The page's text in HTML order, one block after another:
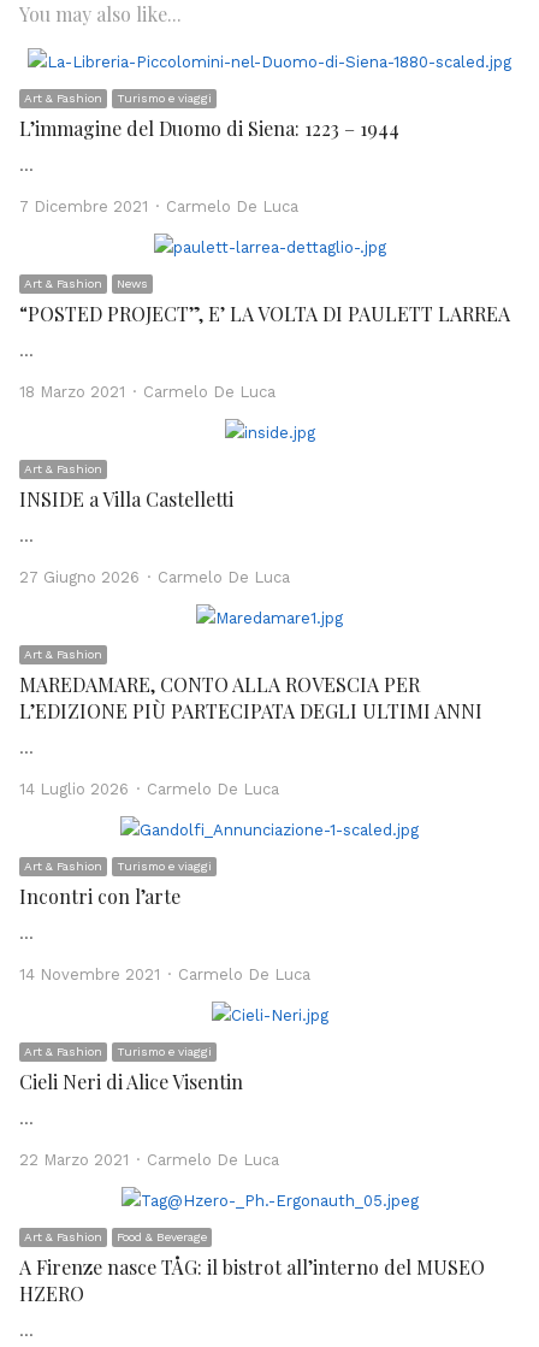
You may also like...
Art & Fashion Turismo e viaggi
L’immagine del Duomo di Siena: 1223 – 1944
…
7 Dicembre 2021 Author
Carmelo De Luca
Art & Fashion News
“POSTED PROJECT”, E’ LA VOLTA DI PAULETT LARREA
…
18 Marzo 2021 Author
Carmelo De Luca
Art & Fashion
INSIDE a Villa Castelletti
…
27 Giugno 2026 Author
Carmelo De Luca
Art & Fashion
MAREDAMARE, CONTO ALLA ROVESCIA PER
L’EDIZIONE PIÙ PARTECIPATA DEGLI ULTIMI ANNI
…
14 Luglio 2026 Author
Carmelo De Luca
Art & Fashion Turismo e viaggi
Incontri con l’arte
…
14 Novembre 2021 Author
Carmelo De Luca
Art & Fashion Turismo e viaggi
Cieli Neri di Alice Visentin
…
22 Marzo 2021 Author
Carmelo De Luca
Art & Fashion Food & Beverage
A Firenze nasce TÅG: il bistrot all’interno del MUSEO
HZERO
…